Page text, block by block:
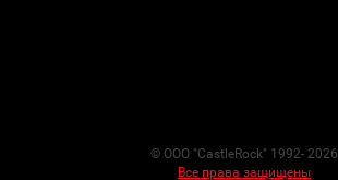
© ООО "CastleRock" 1992- 2026
Все права защищены